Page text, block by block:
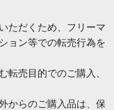
ただくため、フリーマ
ョン等での転売行為を
転売目的でのご購入、
からのご購入品は、保